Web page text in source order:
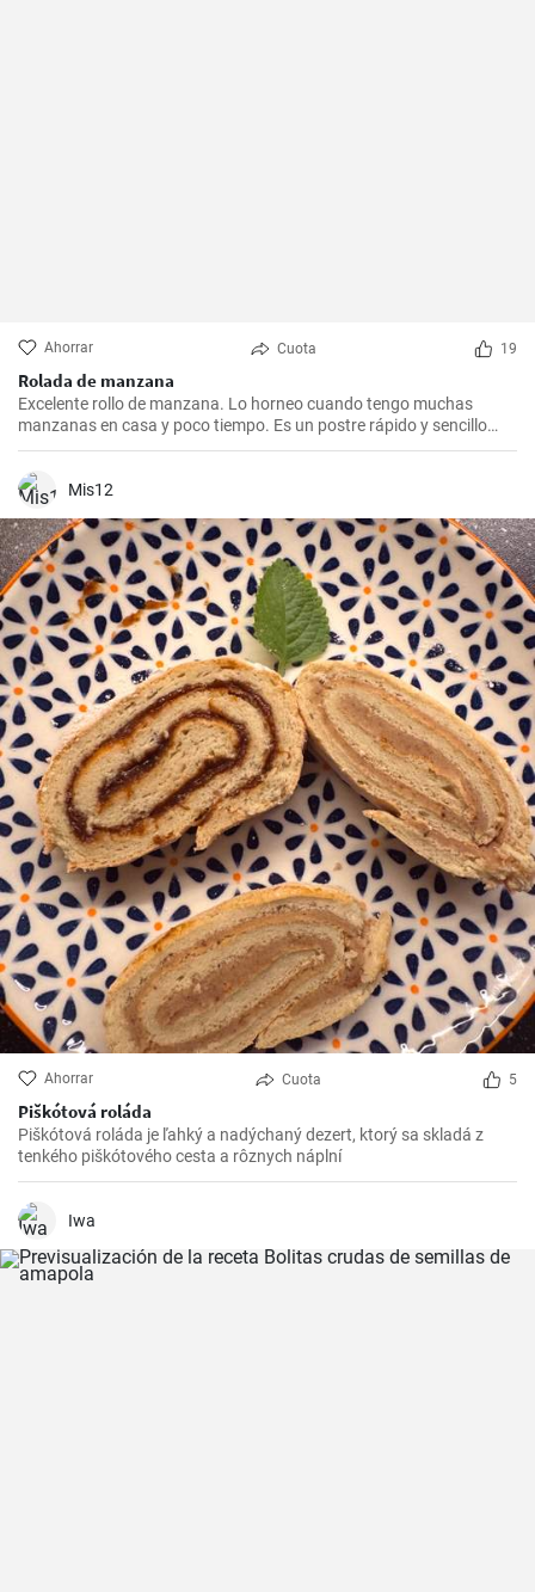
Ahorrar Cuota 19
Rolada de manzana
Excelente rollo de manzana. Lo horneo cuando tengo muchas
manzanas en casa y poco tiempo. Es un postre rápido y sencillo
que siempre agrada.
Mis12
Ahorrar Cuota 5
Piškótová roláda
Piškótová roláda je ľahký a nadýchaný dezert, ktorý sa skladá z
tenkého piškótového cesta a rôznych náplní
Iwa